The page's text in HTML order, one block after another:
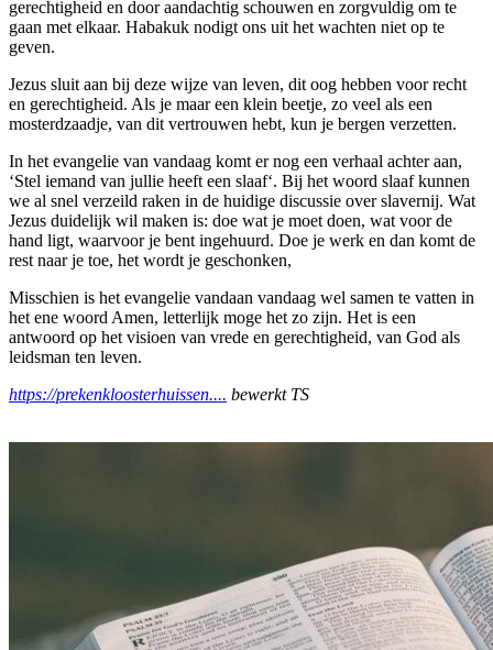
gerechtigheid en door aandachtig schouwen en zorgvuldig om te
gaan met elkaar. Habakuk nodigt ons uit het wachten niet op te
geven.
Jezus sluit aan bij deze wijze van leven, dit oog hebben voor recht
en gerechtigheid. Als je maar een klein beetje, zo veel als een
mosterdzaadje, van dit vertrouwen hebt, kun je bergen verzetten.
In het evangelie van vandaag komt er nog een verhaal achter aan,
‘Stel iemand van jullie heeft een slaaf‘. Bij het woord slaaf kunnen
we al snel verzeild raken in de huidige discussie over slavernij. Wat
Jezus duidelijk wil maken is: doe wat je moet doen, wat voor de
hand ligt, waarvoor je bent ingehuurd. Doe je werk en dan komt de
rest naar je toe, het wordt je geschonken,
Misschien is het evangelie vandaan vandaag wel samen te vatten in
het ene woord Amen, letterlijk moge het zo zijn. Het is een
antwoord op het visioen van vrede en gerechtigheid, van God als
leidsman ten leven.
https://prekenkloosterhuissen.... bewerkt TS